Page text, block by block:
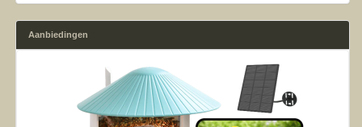
Aanbiedingen